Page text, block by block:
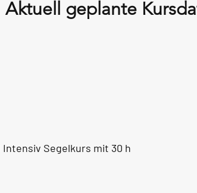
Aktuell geplante
Intensiv Segelkurs mit 30 h